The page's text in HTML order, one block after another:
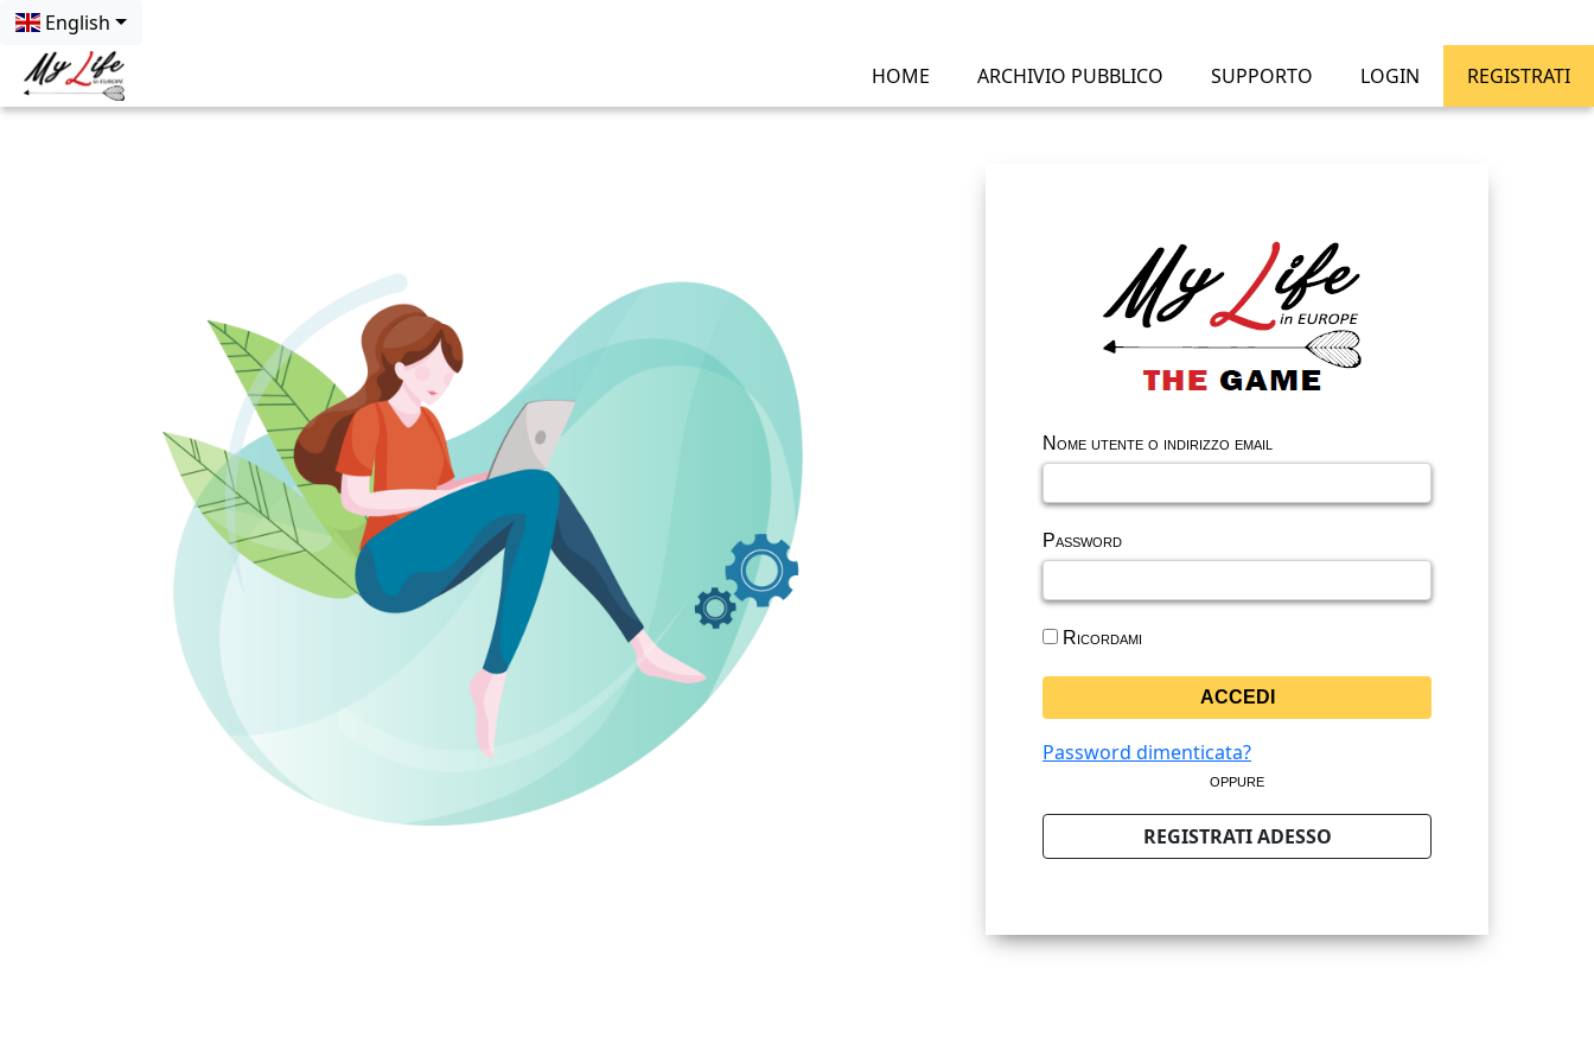
English
HOME ARCHIVIO PUBBLICO SUPPORTO LOGIN REGISTRATI
Nome utente o indirizzo email
Password
Ricordami
Password dimenticata?
oppure
REGISTRATI ADESSO